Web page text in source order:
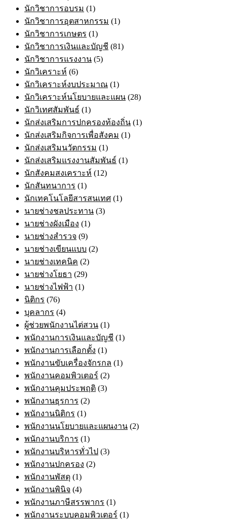
นักวิชาการอบรม (1)
นักวิชาการอุตสาหกรรม (1)
นักวิชาการเกษตร (1)
นักวิชาการเงินและบัญชี (81)
นักวิชาการแรงงาน (5)
นักวิเคราะห์ (6)
นักวิเคราะห์งบประมาณ (1)
นักวิเคราะห์นโยบายและแผน (28)
นักวิเทศสัมพันธ์ (1)
นักส่งเสริมการปกครองท้องถิ่น (1)
นักส่งเสริมกิจการเพื่อสังคม (1)
นักส่งเสริมนวัตกรรม (1)
นักส่งเสริมแรงงานสัมพันธ์ (1)
นักสังคมสงเคราะห์ (12)
นักสันทนาการ (1)
นักเทคโนโลยีสารสนเทศ (1)
นายช่างชลประทาน (3)
นายช่างผังเมือง (1)
นายช่างสำรวจ (9)
นายช่างเขียนแบบ (2)
นายช่างเทคนิค (2)
นายช่างโยธา (29)
นายช่างไฟฟ้า (1)
นิติกร (76)
บุคลากร (4)
ผู้ช่วยพนักงานไต่สวน (1)
พนักงานการเงินและบัญชี (1)
พนักงานการเลือกตั้ง (1)
พนักงานขับเครื่องจักรกล (1)
พนักงานคอมพิวเตอร์ (2)
พนักงานคุมประพฤติ (3)
พนักงานธุรการ (2)
พนักงานนิติกร (1)
พนักงานนโยบายและแผนงาน (2)
พนักงานบริการ (1)
พนักงานบริหารทั่วไป (3)
พนักงานปกครอง (2)
พนักงานพัสดุ (1)
พนักงานพินิจ (4)
พนักงานภาษีสรรพากร (1)
พนักงานระบบคอมพิวเตอร์ (1)